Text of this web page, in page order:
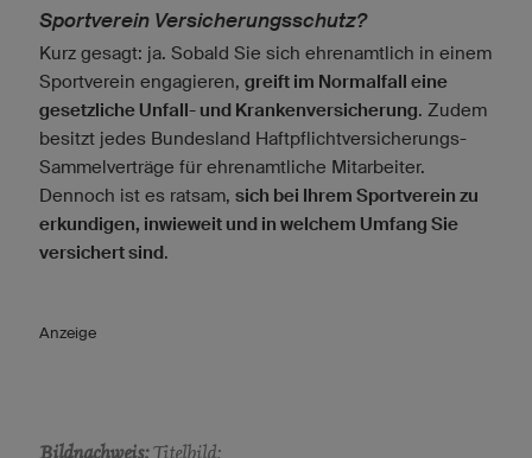
Sportverein Versicherungsschutz?
Kurz gesagt: ja. Sobald Sie sich ehrenamtlich in einem
Sportverein engagieren, greift im Normalfall eine
gesetzliche Unfall- und Krankenversicherung. Zudem
besitzt jedes Bundesland Haftpflichtversicherungs-
Sammelverträge für ehrenamtliche Mitarbeiter.
Dennoch ist es ratsam, sich bei Ihrem Sportverein zu
erkundigen, inwieweit und in welchem Umfang Sie
versichert sind .
Anzeige
Bildnachweis:Titelbild: